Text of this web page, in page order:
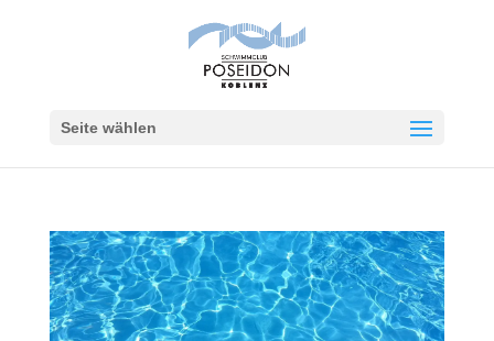
Seite wählen